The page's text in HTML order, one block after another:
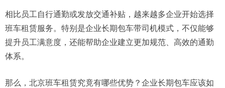
相比员工自行通勤或发放交通补贴，越来越多企业开始选择
班车租赁服务。特别是企业长期包车带司机模式，不仅能够
提升员工满意度，还能帮助企业建立更加规范、高效的通勤
体系。
那么，北京班车租赁究竟有哪些优势？企业长期包车应该如